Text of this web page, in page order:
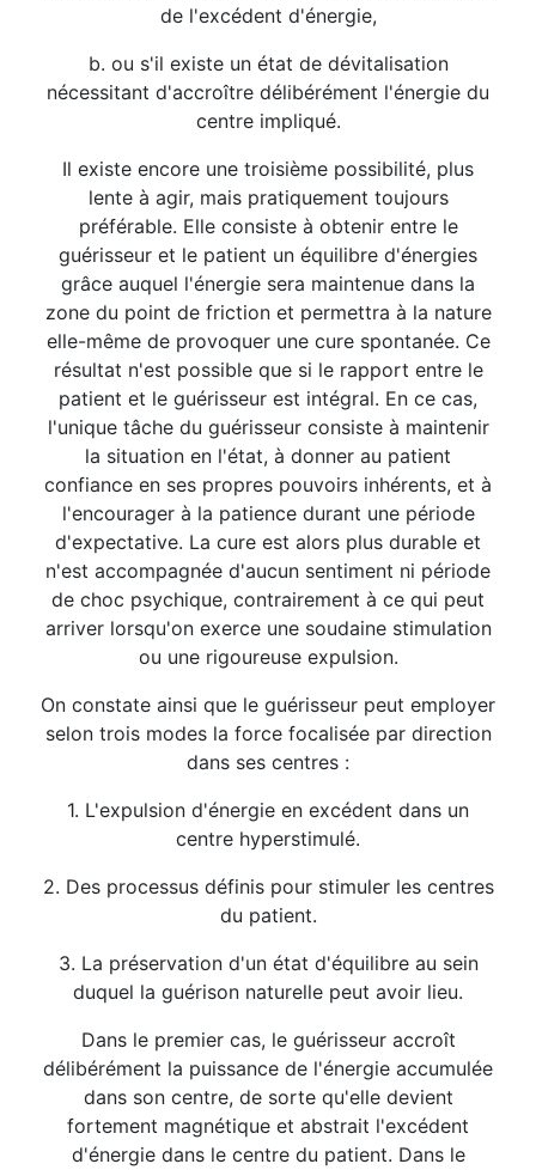
de l'excédent d'énergie,
b. ou s'il existe un état de dévitalisation
nécessitant d'accroître délibérément l'énergie du
centre impliqué.
Il existe encore une troisième possibilité, plus
lente à agir, mais pratiquement toujours
préférable. Elle consiste à obtenir entre le
guérisseur et le patient un équilibre d'énergies
grâce auquel l'énergie sera maintenue dans la
zone du point de friction et permettra à la nature
elle-même de provoquer une cure spontanée. Ce
résultat n'est possible que si le rapport entre le
patient et le guérisseur est intégral. En ce cas,
l'unique tâche du guérisseur consiste à maintenir
la situation en l'état, à donner au patient
confiance en ses propres pouvoirs inhérents, et à
l'encourager à la patience durant une période
d'expectative. La cure est alors plus durable et
n'est accompagnée d'aucun sentiment ni période
de choc psychique, contrairement à ce qui peut
arriver lorsqu'on exerce une soudaine stimulation
ou une rigoureuse expulsion.
On constate ainsi que le guérisseur peut employer
selon trois modes la force focalisée par direction
dans ses centres :
1. L'expulsion d'énergie en excédent dans un
centre hyperstimulé.
2. Des processus définis pour stimuler les centres
du patient.
3. La préservation d'un état d'équilibre au sein
duquel la guérison naturelle peut avoir lieu.
Dans le premier cas, le guérisseur accroît
délibérément la puissance de l'énergie accumulée
dans son centre, de sorte qu'elle devient
fortement magnétique et abstrait l'excédent
d'énergie dans le centre du patient. Dans le